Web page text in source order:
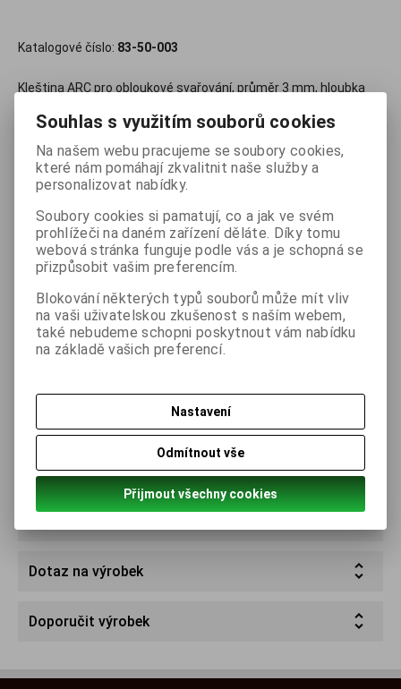
Katalogové číslo: 83-50-003
Kleština ARC pro obloukové svařování, průměr 3 mm, hloubka
svorníků s vnitřním závitem IT.
350,90 Kč (bez DPH:


ks Koupit
Porovnat Přidat do oblíbených
Tisk
Skladem:Na dotaz ks
Podrobný popis
Dotaz na výrobek
Doporučit výrobek
Souhlas s využitím souborů cookies
Na našem webu pracujeme se soubory cookies,
které nám pomáhají zkvalitnit naše služby a
personalizovat nabídky.
Soubory cookies si pamatují, co a jak ve svém
prohlížeči na daném zařízení děláte. Díky tomu
webová stránka funguje podle vás a je schopná se
přizpůsobit vašim preferencím.
Blokování některých typů souborů může mít vliv
na vaši uživatelskou zkušenost s naším webem,
také nebudeme schopni poskytnout vám nabídku
na základě vašich preferencí.
Nastavení
Odmítnout vše
Přijmout všechny cookies